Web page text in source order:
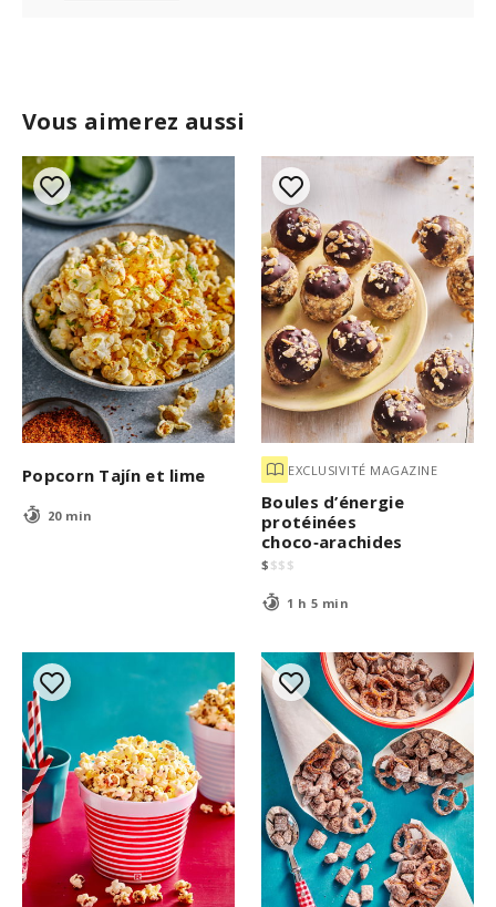
Vous aimerez aussi
Popcorn Tajín et lime
20 min
EXCLUSIVITÉ MAGAZINE
Boules d’énergie
protéinées
choco‑arachides
$ $$ $
1 h 5 min